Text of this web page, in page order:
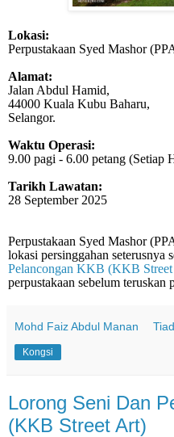
Lokasi:
Perpustakaan Syed Mashor
Alamat:
Jalan Abdul Hamid,
44000 Kuala Kubu Baharu,
Selangor.
Waktu Operasi:
9.00 pagi - 6.00 petang (Setiap
Tarikh Lawatan:
28 September 2025
Perpustakaan Syed Mashor
lokasi persinggahan seterusnya
Pelancongan KKB (KKB
perpustakaan sebelum teruskan
Mohd Faiz Abdul Manan
Kongsi
Lorong Seni Dan
(KKB Street Art)